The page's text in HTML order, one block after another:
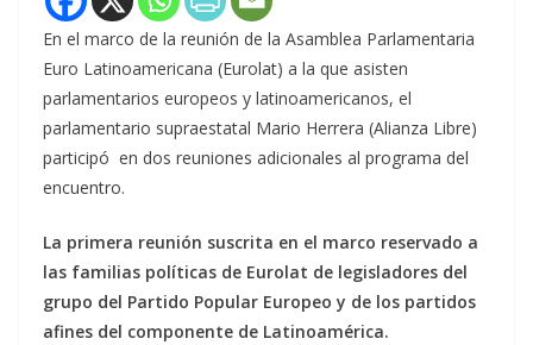
En el marco de la reunión de la Asamblea Parlamentaria
Euro Latinoamericana (Eurolat) a la que asisten
parlamentarios europeos y latinoamericanos, el
parlamentario supraestatal Mario Herrera (Alianza Libre)
participó en dos reuniones adicionales al programa del
encuentro.
La primera reunión suscrita en el marco reservado a
las familias políticas de Eurolat de legisladores del
grupo del Partido Popular Europeo y de los partidos
afines del componente de Latinoamérica.